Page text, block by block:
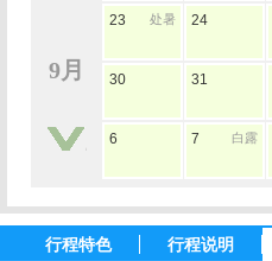
9月
23 处暑 24
30 31
6 7 白露
行程特色 行程说明